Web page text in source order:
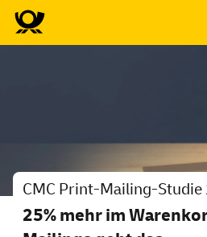
CMC Print-Mailing-
25% mehr im